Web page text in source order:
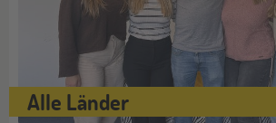
Alle Länder